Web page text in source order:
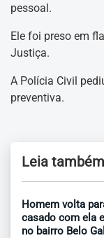
pessoal.
Ele foi preso em
Justiça.
A Polícia Civil
preventiva.
Leia também
Homem volta
casado com ela
no bairro Belo